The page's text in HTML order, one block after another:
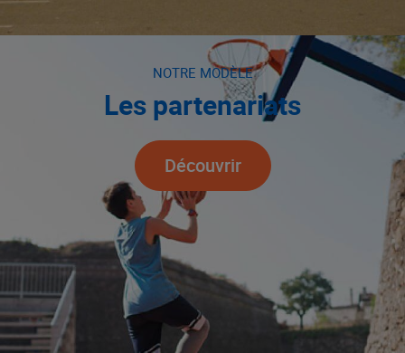
NOTRE MODÈLE
Les partenariats
Découvrir